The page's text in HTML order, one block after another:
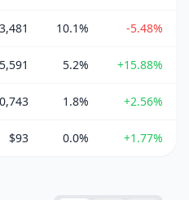
10.1% -5.48%
5.2% +15.88%
1.8% +2.56%
$93 0.0% +1.77%